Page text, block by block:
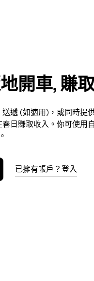
開車, 賺
遞 (如適用)，或同時提
日賺取收入。你可使用
已擁有帳戶？登入